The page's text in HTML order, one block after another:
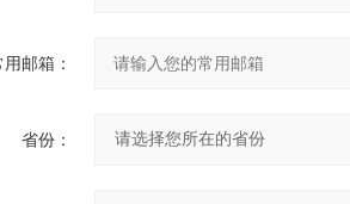
用邮箱：
省份：